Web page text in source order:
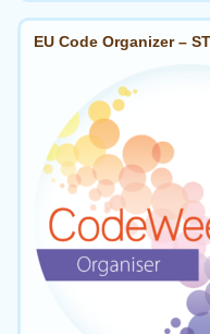
EU Code Organizer –